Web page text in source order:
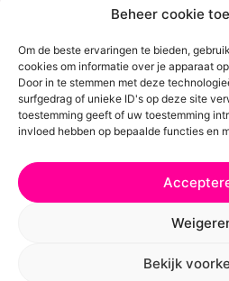
Beheer cookie
Om de beste ervaringen te bieden,
cookies om informatie over je apparaat
Door in te stemmen met deze
surfgedrag of unieke ID's op deze site
toestemming geeft of uw toestemming
invloed hebben op bepaalde functies en
Bekijk
© LOEV'S 2023 - 2026 |
Ivm
langer
op de
werken er